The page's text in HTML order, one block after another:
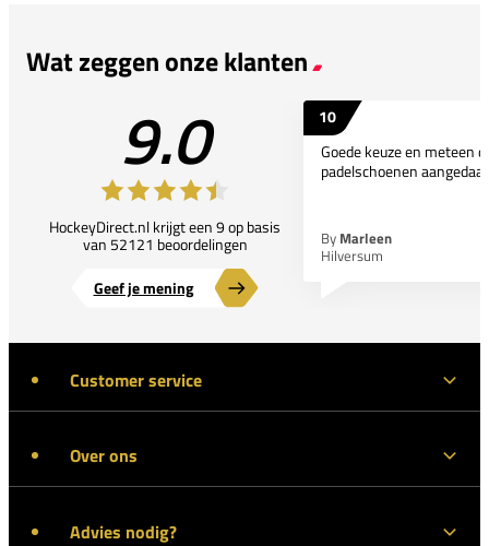
Wat zeggen onze klanten
9.0
HockeyDirect.nl krijgt een 9 op basis
van 52121 beoordelingen
Geef je mening
10
Goede keuze en meteen
padelschoenen
By Marleen
Hilversum
Customer service
Over ons
Advies nodig?